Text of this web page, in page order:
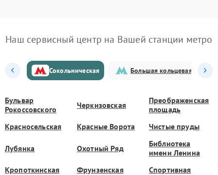
Наш сервисный центр на Вашей станции метро
Сокольническая Большая кольцевая
Бульвар
Рокоссовского
Черкизовская
Преображенская
площадь
Красносельская
Красные Ворота Чистые пруды
Лубянка Охотный Ряд
Библиотека
имени Ленина
Кропоткинская
Фрунзенская
Спортивная